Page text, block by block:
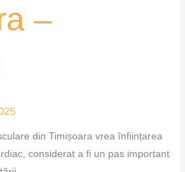
–
din Timișoara vrea înființarea
considerat a fi un pas important